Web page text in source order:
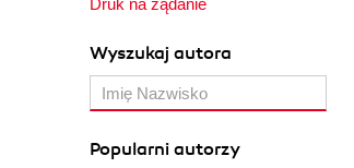
Druk na żądanie
Wyszukaj autora
Popularni autorzy